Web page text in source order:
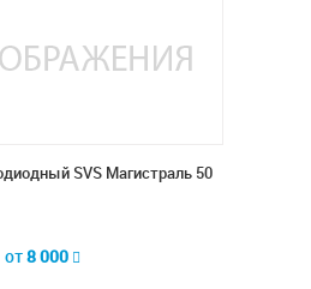
SVS Магистраль 50
от8 000